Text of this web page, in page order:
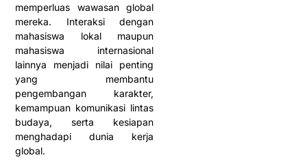
memperluas wawasan global
mereka. Interaksi dengan
mahasiswa lokal maupun
mahasiswa internasional
lainnya menjadi nilai penting
yang membantu
pengembangan karakter,
kemampuan komunikasi lintas
budaya, serta kesiapan
menghadapi dunia kerja
global.